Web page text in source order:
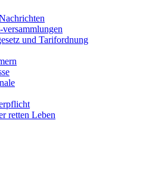
versammlungen
und Tarifordnung
retten Leben